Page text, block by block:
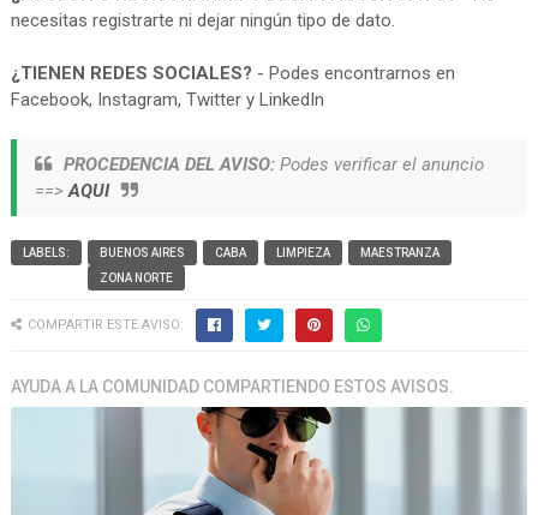
necesitas registrarte ni dejar ningún tipo de dato.
¿TIENEN REDES SOCIALES? - Podes encontrarnos en
Facebook, Instagram, Twitter y LinkedIn
PROCEDENCIA DEL AVISO:Podes verificar el anuncio
==>AQUI
LABELS: BUENOS AIRES CABA LIMPIEZA
MAESTRANZA
ZONA NORTE
COMPARTIR ESTE AVISO:
AYUDA A LA COMUNIDAD COMPARTIENDO ESTOS AVISOS.